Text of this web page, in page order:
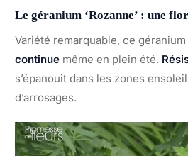
Le géranium ‘Rozanne’ : une
Variété remarquable, ce
continue même en plein été.
s’épanouit dans les zones
d’arrosages.